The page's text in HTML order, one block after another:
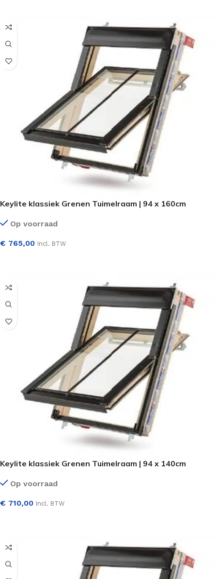
Keylite klassiek Grenen Tuimelraam | 94 x 160cm
Op voorraad
€ 765,00 Incl. BTW
Keylite klassiek Grenen Tuimelraam | 94 x 140cm
Op voorraad
€ 710,00 Incl. BTW